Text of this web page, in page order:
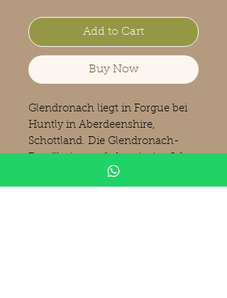
Add to Cart
Buy Now
Glendronach liegt in Forgue bei
Huntly in Aberdeenshire,
Schottland. Die Glendronach-
1826 von James Allardes als